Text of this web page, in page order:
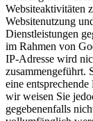
Websiteaktivitäten
Websitenutzung
Dienstleistungen
im Rahmen von
IP-Adresse wird
zusammengeführt.
eine
wir weisen Sie
gegebenenfalls